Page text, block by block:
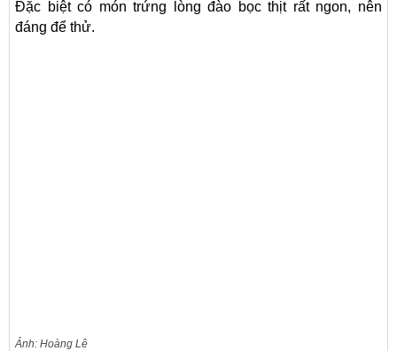
Đặc biệt có món trứng lòng đào bọc thịt rất ngon, nên
đáng để thử.
Ảnh: Hoàng Lê